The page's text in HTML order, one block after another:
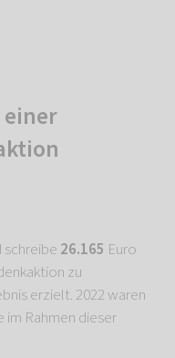
schreibe 26.165 Euro
zu
erzielt. 2022 waren
im Rahmen dieser